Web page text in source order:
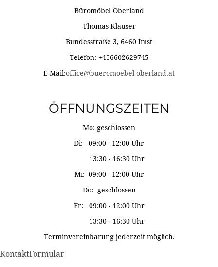
Büromöbel Oberland
Thomas Klauser
Bundesstraße 3, 6460 Imst
Telefon: +436602629745
E-Mail:office@bueromoebel-oberland.at
ÖFFNUNGSZEITEN
Mo: geschlossen
Di: 09:00 - 12:00 Uhr
13:30 - 16:30 Uhr
Mi: 09:00 - 12:00 Uhr
Do: geschlossen
Fr: 09:00 - 12:00 Uhr
13:30 - 16:30 Uhr
Terminvereinbarung jederzeit möglich.
KontaktFormular